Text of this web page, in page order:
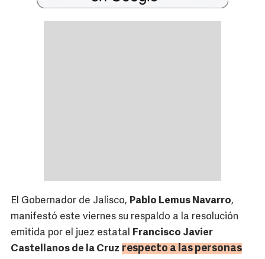
El Gobernador de Jalisco, Pablo Lemus Navarro,
manifestó este viernes su respaldo a la resolución
emitida por el juez estatal Francisco Javier
Castellanos de la Cruz respecto a las personas